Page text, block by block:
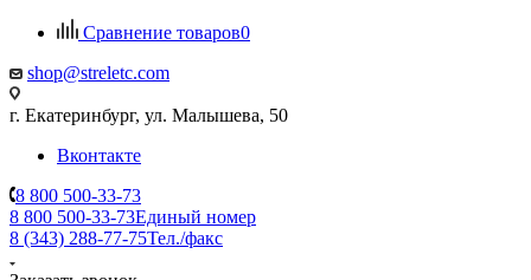
Сравнение товаров0
shop@streletc.com
г. Екатеринбург, ул. Малышева, 50
Вконтакте
8 800 500-33-73
8 800 500-33-73Единый номер
8 (343) 288-77-75Тел./факс